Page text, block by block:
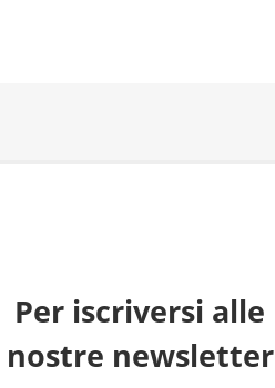
Per iscriversi alle
nostre newsletter